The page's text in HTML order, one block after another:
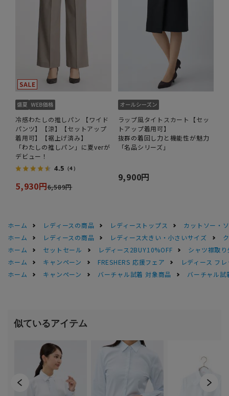
冷感わたしの推しパン 【ワイド
パンツ】【涼】【セットアップ
着用可】【裾上げ済み】
「わたしの推しパン」に夏verが
デビュー！
4.5 （4）
5,930円6,589円
ラップ風タイトスカート【セッ
トアップ着用可】
抜群の着回し力と機能性が魅力
「名品シリーズ」
9,900円
ホーム レディースの商品 レディーストップス
カットソー・
ホーム
レディースの商品 レディース大きい・小さいサイズ
ホーム
セットセール レディース2BUY10%OFF
シャツ襟取
ホーム
キャンペーン FRESHERS 応援フェア
レディース フ
ホーム
キャンペーン バーチャル試着 対象商品 バーチャル試